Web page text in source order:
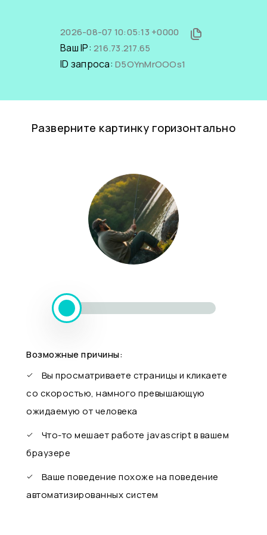
2026-08-07 10:05:13 +0000
Ваш IP: 216.73.217.65
ID запроса: D5OYnMrOOOs1
Разверните картинку горизонтально
Возможные причины:
Вы просматриваете страницы и кликаете
со скоростью, намного превышающую
ожидаемую от человека
Что-то мешает работе javascript в вашем
браузере
Ваше поведение похоже на поведение
автоматизированных систем